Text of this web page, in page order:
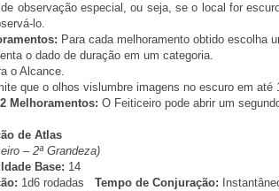
observação especial, ou seja, se o local for
lo.
Para cada melhoramento obtido escolha
o dado de duração em um categoria.
o Alcance.
que o olhos vislumbre imagens no escuro em até
Melhoramentos: O Feiticeiro pode abrir um
de Atlas
– 2ª Grandeza)
Base: 14
1d6 rodadas Tempo de Conjuração: